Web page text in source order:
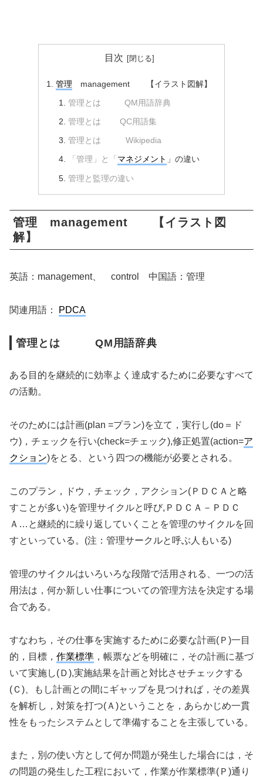
目次
管理 management 【イラスト図解】
管理とは QM用語辞典
管理とは QC用語集
管理とは Wikipedia
「管理」と「 マネジメント 」の違い
管理と監理の違い
管理 management 【イラスト図
解】
英語：management、 control 中国語：管理
関連用語： PDCA
管理とは QM用語辞典
ある目的を継続的に効率よく達成するために必要なすべて
の活動。
そのためには計画(plan =プラン)を立て，実行し(do＝ド
ウ)，チェックを行い(check=チェック),修正処置(action=ア
クション)をとる、という四つの機能が必要とされる。
このプラン，ドウ，チェック，アクション(ＰＤＣＡと略
すことが多い)を管理サイクルと呼び,ＰＤＣＡ－ＰＤＣ
Ａ…と継続的に繰り返していくことを管理のサイクルを回
すといっている。(注：管理サークルと呼ぶ人もいる)
管理のサイクルはいろいろな段階で活用される、一つの活
用法は，何か新しい仕事についての管理方法を決定する場
合である。
すなわち，その仕事を実施するために必要な計画(Ｐ)一目
的，目標， 作業標準 ，帳票などを明確に，その計画に基づ
いて実施し(Ｄ),実施結果を計画と対比させチェックする
(Ｃ)、もし計画との間にギャップを見つければ，その差異
を解析し，対策を打つ(Ａ)ということを，あらかじめ一貫
性をもったシステムとして準備することを主張している。
また，別の使い方として何か問題が発生した場合には，そ
の問題の発生した工程において，作業が作業標準(Ｐ)通り